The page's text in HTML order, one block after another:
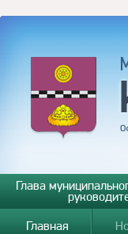
Глава
Главная